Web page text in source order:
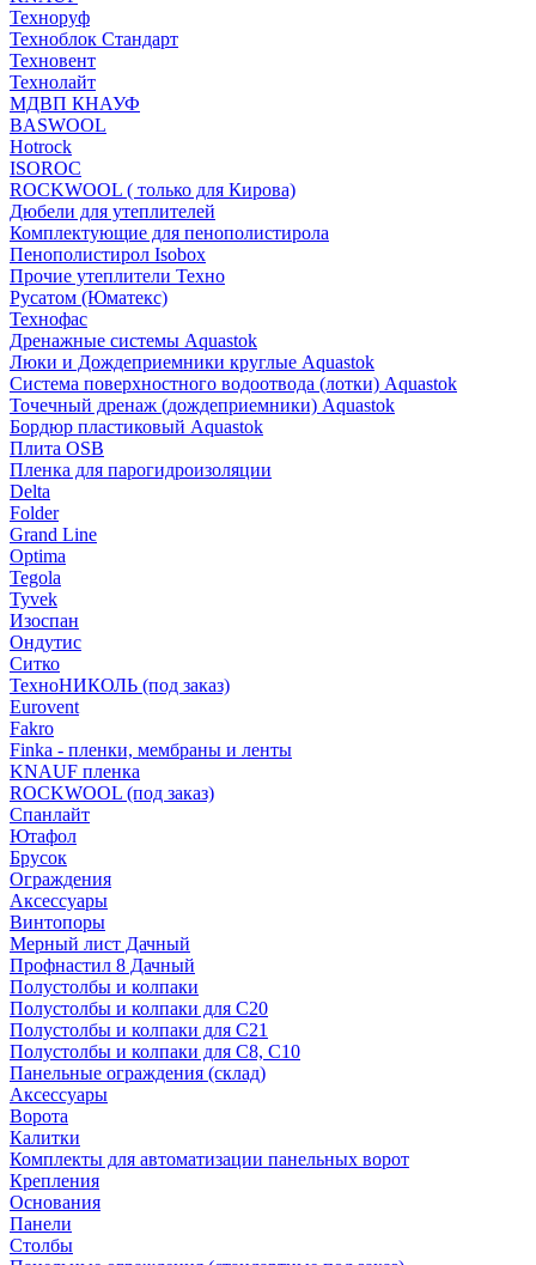
Технoруф
Техноблок Стандарт
Техновент
Технолайт
МДВП КНАУФ
BASWOOL
Hotrock
ISOROC
ROCKWOOL ( только для Кирова)
Дюбели для утеплителей
Комплектующие для пенополистирола
Пенополистирол Isobox
Прочие утеплители Техно
Русатом (Юматекс)
Технофас
Дренажные системы Aquastok
Люки и Дождеприемники круглые Aquastok
Система поверхностного водоотвода (лотки) Aquastok
Точечный дренаж (дождеприемники) Aquastok
Бордюр пластиковый Aquastok
Плита OSB
Пленка для парогидроизоляции
Delta
Folder
Grand Line
Optima
Tegola
Tyvek
Изоспан
Ондутис
Ситко
ТехноНИКОЛЬ (под заказ)
Eurovent
Fakro
Finka - пленки, мембраны и ленты
KNAUF пленка
ROCKWOOL (под заказ)
Спанлайт
Ютафол
Брусок
Ограждения
Аксессуары
Винтопоры
Мерный лист Дачный
Профнастил 8 Дачный
Полустолбы и колпаки
Полустолбы и колпаки для С20
Полустолбы и колпаки для С21
Полустолбы и колпаки для С8, С10
Панельные ограждения (склад)
Аксессуары
Ворота
Калитки
Комплекты для автоматизации панельных ворот
Крепления
Основания
Панели
Столбы